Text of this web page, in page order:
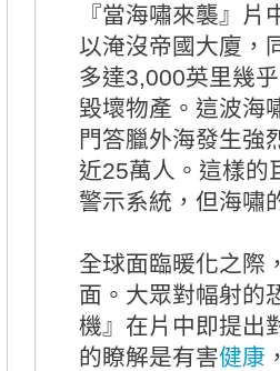
『當海嘯來襲』片
以淹沒帝國大廈，
多達3,000英里幾
毀壞物產。這波海
門答臘外海發生強
近25萬人。這樣的
警示系統，但海嘯
全球面臨暖化之際
面。大眾對幅射的
機』在片中即提出
的瞭解是有害健康